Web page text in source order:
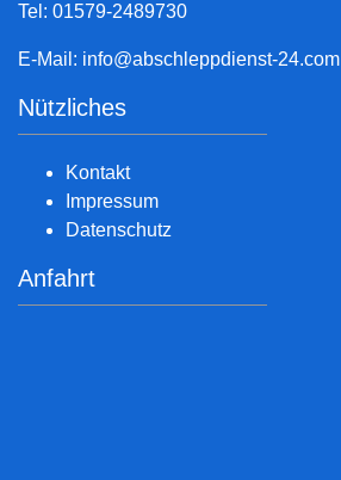
Tel: 01579-2489730
E-Mail: info@abschleppdienst-24.com
Nützliches
Kontakt
Impressum
Datenschutz
Anfahrt